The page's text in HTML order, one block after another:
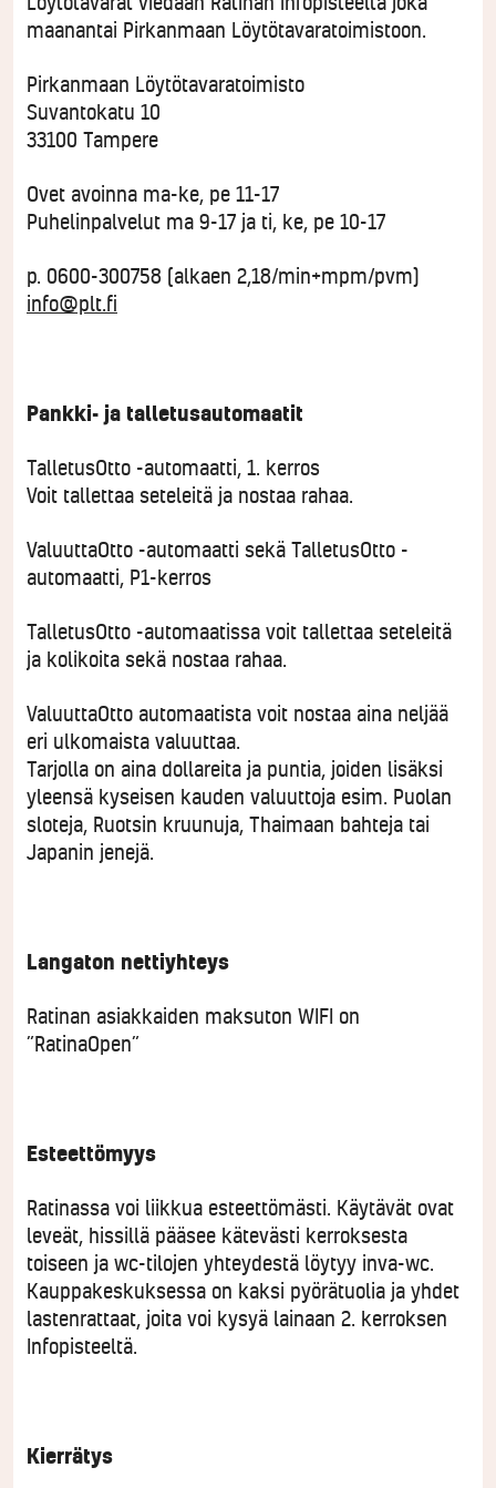
maanantai Pirkanmaan Löytötavaratoimistoon.
Pirkanmaan Löytötavaratoimisto
Suvantokatu 10
33100 Tampere
Ovet avoinna ma-ke, pe 11-17
Puhelinpalvelut ma 9-17 ja ti, ke, pe 10-17
p. 0600-300758 (alkaen 2,18/min+mpm/pvm)
info@plt.fi
Pankki- ja talletusautomaatit
TalletusOtto -automaatti, 1. kerros
Voit tallettaa seteleitä ja nostaa rahaa.
ValuuttaOtto -automaatti sekä TalletusOtto -
automaatti, P1-kerros
TalletusOtto -automaatissa voit tallettaa seteleitä
ja kolikoita sekä nostaa rahaa.
ValuuttaOtto automaatista voit nostaa aina neljää
eri ulkomaista valuuttaa.
Tarjolla on aina dollareita ja puntia, joiden lisäksi
yleensä kyseisen kauden valuuttoja esim. Puolan
sloteja, Ruotsin kruunuja, Thaimaan bahteja tai
Japanin jenejä.
Langaton nettiyhteys
Ratinan asiakkaiden maksuton WIFI on
”RatinaOpen”
Esteettömyys
Ratinassa voi liikkua esteettömästi. Käytävät ovat
leveät, hissillä pääsee kätevästi kerroksesta
toiseen ja wc-tilojen yhteydestä löytyy inva-wc.
Kauppakeskuksessa on kaksi pyörätuolia ja yhdet
lastenrattaat, joita voi kysyä lainaan 2. kerroksen
Infopisteeltä.
Kierrätys